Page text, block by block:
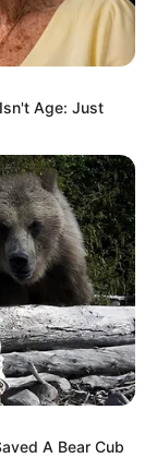
Age: Just
A Bear Cub